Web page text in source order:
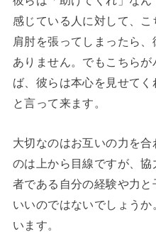
感じている人に対して、
肩肘を張ってしまったら
ありません。でもこちら
ば、彼らは本心を見せてく
と言って来ます。
大切なのはお互いの力を
のは上から目線ですが、
者である自分の経験や力
いいのではないでしょう
います。